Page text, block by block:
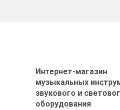
Интернет-магазин
музыкальных
звукового и
оборудования